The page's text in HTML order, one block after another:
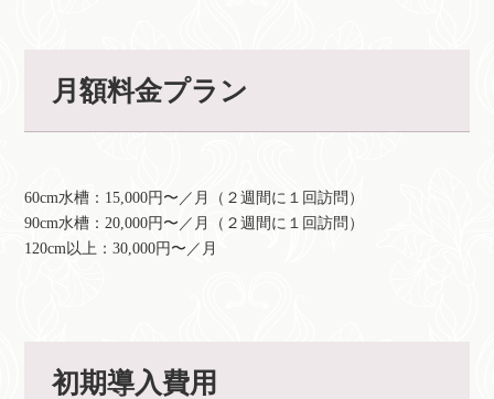
月額料金プラン
60cm水槽：15,000円〜／月（２週間に１回訪問）
90cm水槽：20,000円〜／月（２週間に１回訪問）
120cm以上：30,000円〜／月
初期導入費用